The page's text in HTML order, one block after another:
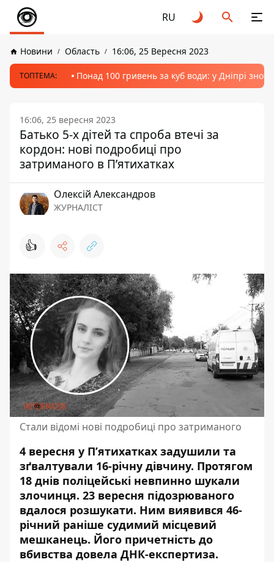
RU
Новини Область 16:06, 25 Вересня 2023
ТОПТЕМА: Понад 100 гривень за куб води: у Дніпрі
16:06, 25 вересня 2023
Батько 5-х дітей та спроба втечі за
кордон: нові подробиці про
затриманого в П’ятихатках
Олексій Александров
ЖУРНАЛІСТ
👍
Стали відомі нові подробиці про затриманого
4 вересня у П’ятихатках задушили та
зґвалтували 16-річну дівчину. Протягом
18 днів поліцейські невпинно шукали
злочинця. 23 вересня підозрюваного
вдалося розшукати. Ним виявився 46-
річний раніше судимий місцевий
мешканець. Його причетність до
вбивства довела ДНК-експертиза.